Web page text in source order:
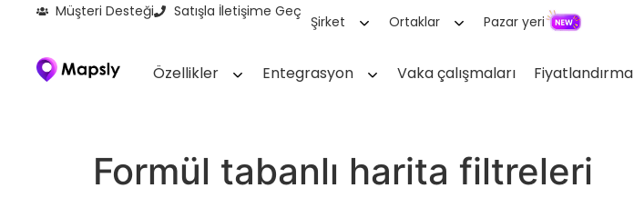
Müşteri Desteği Satışla İletişime Geç
Şirket Ortaklar Pazar yeri
Özellikler Entegrasyon Vaka çalışmaları Fiyatlandırma
Formül tabanlı harita filtreleri